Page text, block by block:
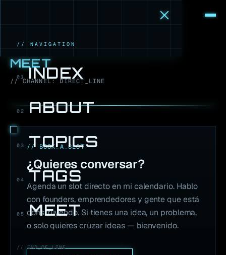
// NAVIGATION
01 INDEX
02 ABOUT
03 TOPICS
04 TAGS
05 MEET
// END_OF_LINE
MEET
// CHANNEL: DIRECT_LINE
// BOOK_A_SLOT
¿Quieres conversar?
Agenda un slot directo en mi calendario. Hablo
con founders, emprendedores y gente que está
construyendo. Si tienes una idea, un problema,
o solo quieres cruzar ideas — bienvenido.